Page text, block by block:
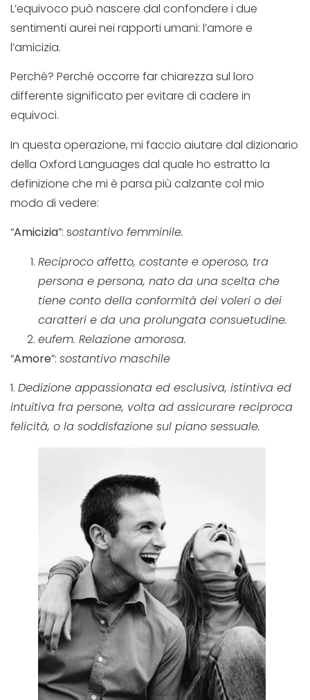
L’equivoco può nascere dal confondere i due
sentimenti aurei nei rapporti umani: l’amore e
l’amicizia.
Perché? Perché occorre far chiarezza sul loro
differente significato per evitare di cadere in
equivoci.
In questa operazione, mi faccio aiutare dal dizionario
della Oxford Languages dal quale ho estratto la
definizione che mi è parsa più calzante col mio
modo di vedere:
“Amicizia”: sostantivo femminile.
Reciproco affetto, costante e operoso, tra
persona e persona, nato da una scelta che
tiene conto della conformità dei voleri o dei
caratteri e da una prolungata consuetudine.
eufem. Relazione amorosa.
“Amore”: sostantivo maschile
1. Dedizione appassionata ed esclusiva, istintiva ed
intuitiva fra persone, volta ad assicurare reciproca
felicità, o la soddisfazione sul piano sessuale.